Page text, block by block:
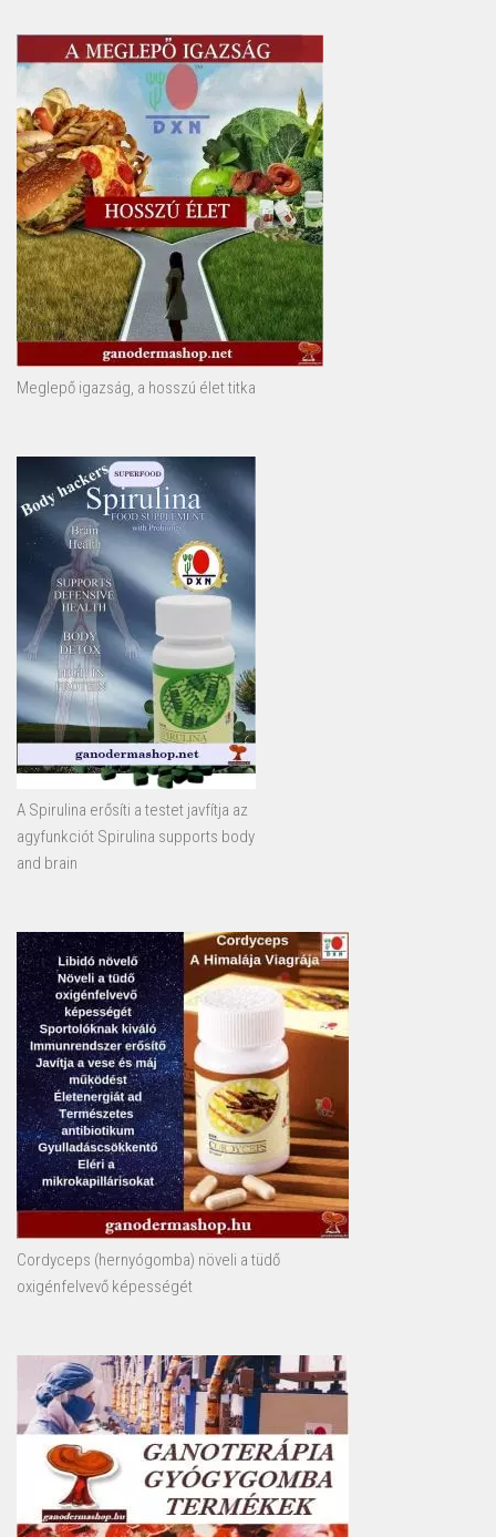
Meglepő igazság, a hosszú élet titka
A Spirulina erősíti a testet javfítja az
agyfunkciót Spirulina supports body
and brain
Cordyceps (hernyógomba) növeli a tüdő
oxigénfelvevő képességét